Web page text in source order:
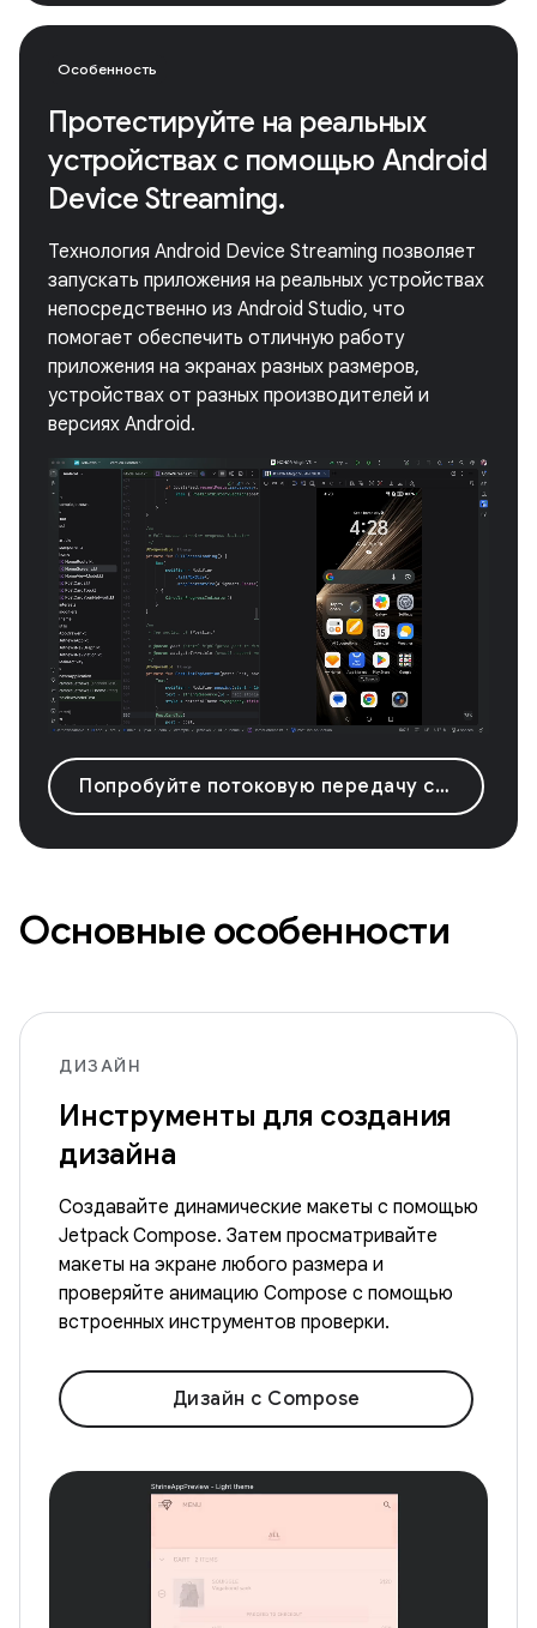
Особенность
Протестируйте на реальных
устройствах с помощью Android
Device Streaming.
Технология Android Device Streaming позволяет
запускать приложения на реальных устройствах
непосредственно из Android Studio, что
помогает обеспечить отличную работу
приложения на экранах разных размеров,
устройствах от разных производителей и
версиях Android.
Попробуйте потоковую передачу с Android-устройства.
Основные особенности
ДИЗАЙН
Инструменты для создания
дизайна
Создавайте динамические макеты с помощью
Jetpack Compose. Затем просматривайте
макеты на экране любого размера и
проверяйте анимацию Compose с помощью
встроенных инструментов проверки.
Дизайн с Compose